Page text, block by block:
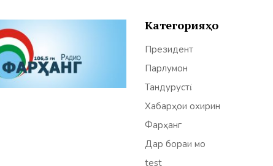
Категорияҳо
Президент
Парлумон
Тандурустӣ
Хабарҳои охирин
Фарҳанг
Дар бораи мо
test